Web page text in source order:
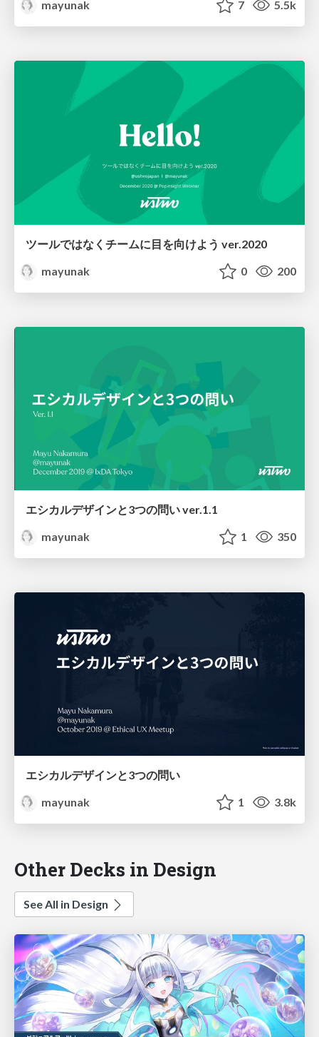
mayunak 7 5.5k
ツールではなくチームに目を向けよう ver.2020
mayunak
0 200
エシカルデザインと3つの問い ver.1.1
mayunak
1 350
エシカルデザインと3つの問い
mayunak
1 3.8k
Other Decks in Design
See All in Design